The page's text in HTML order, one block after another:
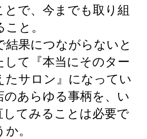
とで、今までも取り組
と。
結果につながらないと
して『本当にそのター
たサロン』になってい
のあらゆる事柄を、い
してみることは必要で
。